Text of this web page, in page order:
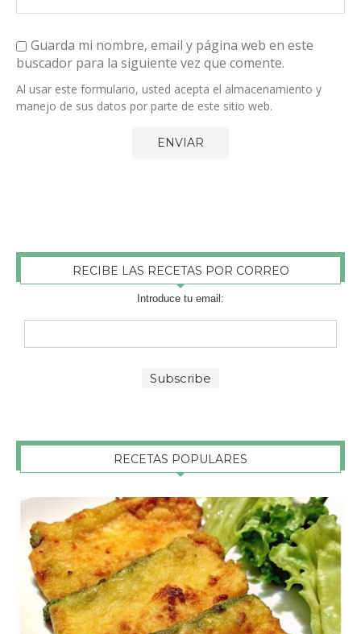
Guarda mi nombre, email y página web en este
buscador para la siguiente vez que comente.
Al usar este formulario, usted acepta el almacenamiento y
manejo de sus datos por parte de este sitio web.
RECIBE LAS RECETAS POR CORREO
Introduce tu email:
RECETAS POPULARES